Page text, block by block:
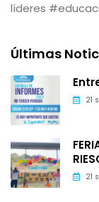
líderes
Últimas
21
21